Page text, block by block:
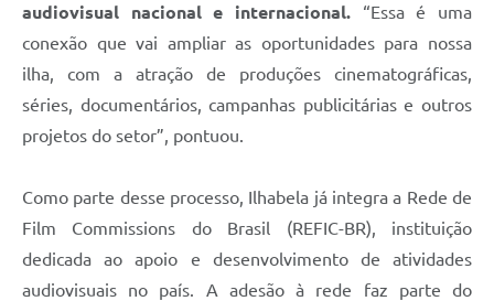
audiovisual nacional e internacional. “Essa é uma
conexão que vai ampliar as oportunidades para nossa
ilha, com a atração de produções cinematográficas,
séries, documentários, campanhas publicitárias e outros
projetos do setor”, pontuou.
Como parte desse processo, Ilhabela já integra a Rede de
Film Commissions do Brasil (REFIC-BR), instituição
dedicada ao apoio e desenvolvimento de atividades
audiovisuais no país. A adesão à rede faz parte do